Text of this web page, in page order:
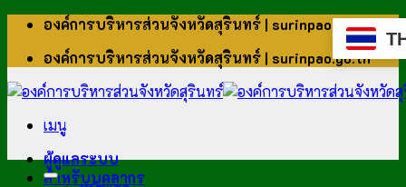
ข้าม
เนื้อหา
องค์การบริหารส่วนจังหวัดสุรินทร์ | surinpao.go.th
องค์การบริหารส่วนจังหวัดสุรินทร์ | surinpao.go.th
เมนู
ผู้ดูแลระบบ
สำหรับบุคลากร